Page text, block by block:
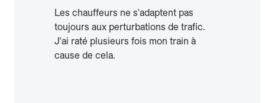
Les chauffeurs ne s'adaptent pas
toujours aux perturbations de trafic.
J'ai raté plusieurs fois mon train à
cause de cela.